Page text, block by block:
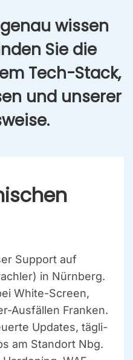
wis­sen
Sie die
Tech-Stack,
und unse­rer
Sup­port auf
in Nürn­berg.
White-Screen,
Aus­fäl­len Fran­ken.
Updates, täg­li­
am Stand­ort Nbg.